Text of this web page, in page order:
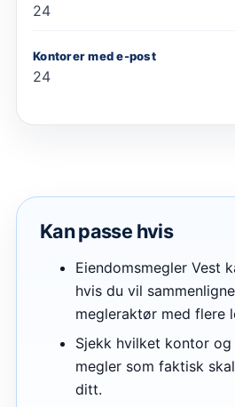
24
Kontorer med e-post
24
Kan passe hvis
Eiendomsmegler Vest
hvis du vil
megleraktør med flere
Sjekk hvilket kontor
megler som faktisk
ditt.